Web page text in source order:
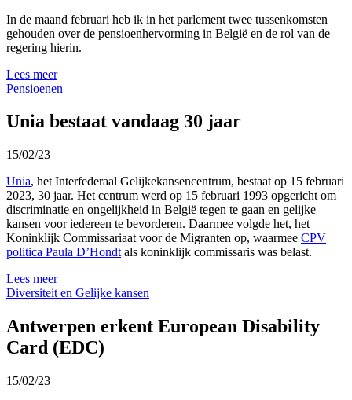
In de maand februari heb ik in het parlement twee tussenkomsten
gehouden over de pensioenhervorming in België en de rol van de
regering hierin.
Lees meer
Pensioenen
Unia bestaat vandaag 30 jaar
15/02/23
Unia, het Interfederaal Gelijkekansencentrum, bestaat op 15 februari
2023, 30 jaar. Het centrum werd op 15 februari 1993 opgericht om
discriminatie en ongelijkheid in België tegen te gaan en gelijke
kansen voor iedereen te bevorderen. Daarmee volgde het, het
Koninklijk Commissariaat voor de Migranten op, waarmee CPV
politica Paula D’Hondt als koninklijk commissaris was belast.
Lees meer
Diversiteit en Gelijke kansen
Antwerpen erkent European Disability
Card (EDC)
15/02/23